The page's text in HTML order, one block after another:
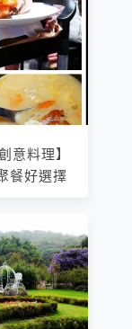
意料理】
餐好選擇